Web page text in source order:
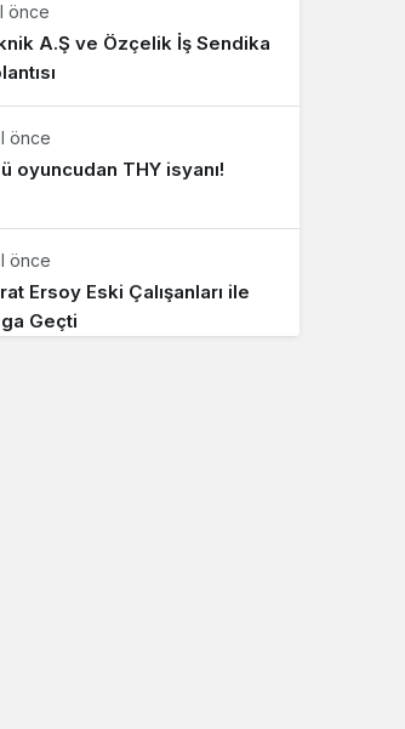
önce
A.Ş ve Özçelik İş Sendika
önce
oyuncudan THY isyanı!
önce
Ersoy Eski Çalışanları ile
Geçti